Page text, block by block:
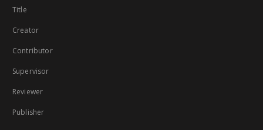
Title
Creator
Contributor
Supervisor
Reviewer
Publisher